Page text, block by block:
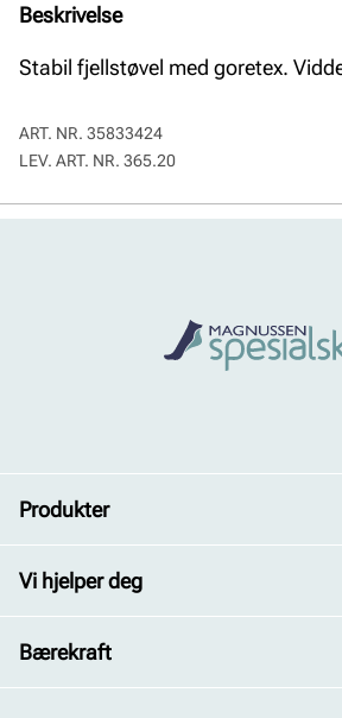
Beskrivelse
Stabil fjellstøvel med goretex.
ART. NR. 35833424
LEV. ART. NR. 365.20
Produkter
Dame
Herre
Barn
Vi hjelper deg
Avdelinger
Kontakt oss
Bærekraft